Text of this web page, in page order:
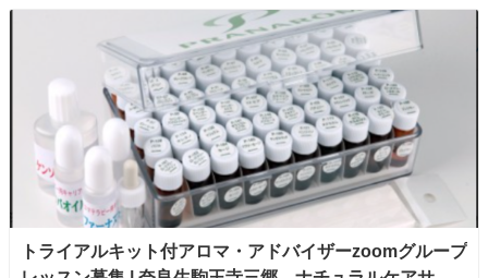
トライアルキット付アロマ・アドバイザーzoomグループ